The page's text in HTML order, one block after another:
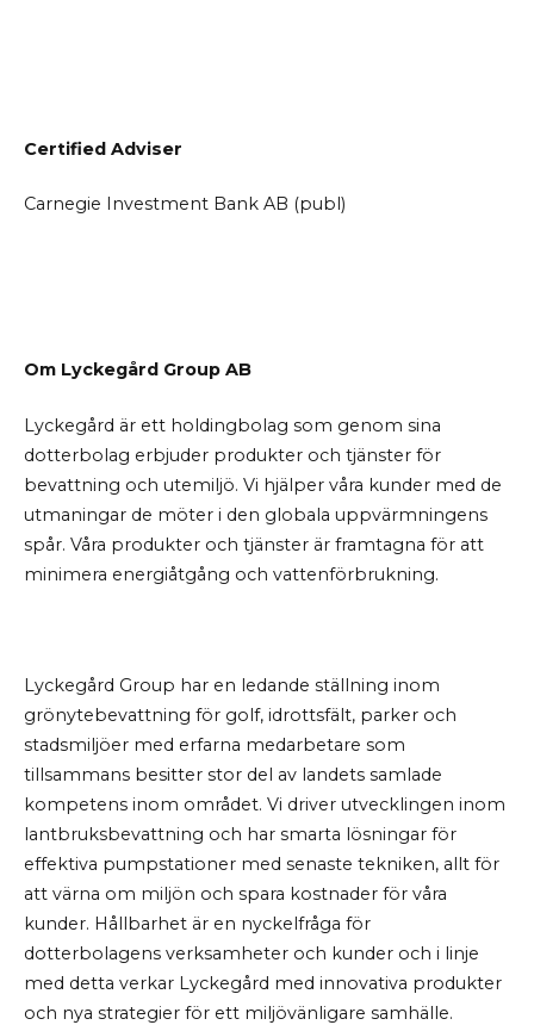
Certified Adviser
Carnegie Investment Bank AB (publ)
Om Lyckegård Group AB
Lyckegård är ett holdingbolag som genom sina
dotterbolag erbjuder produkter och tjänster för
bevattning och utemiljö. Vi hjälper våra kunder med de
utmaningar de möter i den globala uppvärmningens
spår. Våra produkter och tjänster är framtagna för att
minimera energiåtgång och vattenförbrukning.
Lyckegård Group har en ledande ställning inom
grönytebevattning för golf, idrottsfält, parker och
stadsmiljöer med erfarna medarbetare som
tillsammans besitter stor del av landets samlade
kompetens inom området. Vi driver utvecklingen inom
lantbruksbevattning och har smarta lösningar för
effektiva pumpstationer med senaste tekniken, allt för
att värna om miljön och spara kostnader för våra
kunder. Hållbarhet är en nyckelfråga för
dotterbolagens verksamheter och kunder och i linje
med detta verkar Lyckegård med innovativa produkter
och nya strategier för ett miljövänligare samhälle.